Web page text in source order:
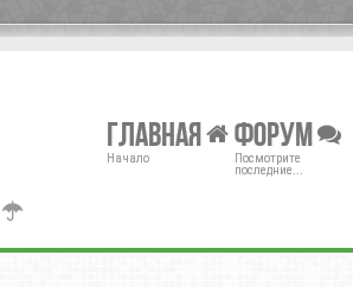
Главная
Начало
Форум
Посмотрите
последние...